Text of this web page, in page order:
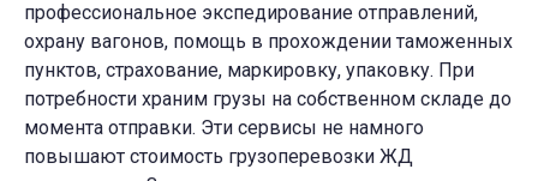
профессиональное экспедирование отправлений,
охрану вагонов, помощь в прохождении таможенных
пунктов, страхование, маркировку, упаковку. При
потребности храним грузы на собственном складе до
момента отправки. Эти сервисы не намного
повышают стоимость грузоперевозки ЖД